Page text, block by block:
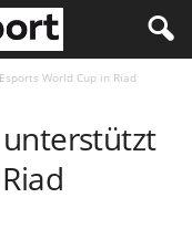
World Cup in Riad